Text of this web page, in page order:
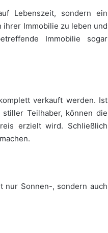
Lebenszeit, sondern ein
ihrer Immobilie zu leben und
Immobilie sogar
verkauft werden. Ist
Teilhaber, können die
erzielt wird. Schließlich
nur Sonnen-, sondern auch